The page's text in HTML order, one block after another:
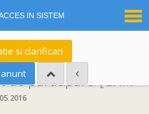
IN SISTEM
si clarificari
de participare:[CN1093365] -